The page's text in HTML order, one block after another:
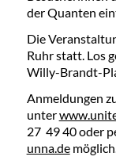
der Quanten
Die
Ruhr statt. Los
Willy-Brandt-
Anmeldungen
unter
27 49 40 oder
unna.demöglich.